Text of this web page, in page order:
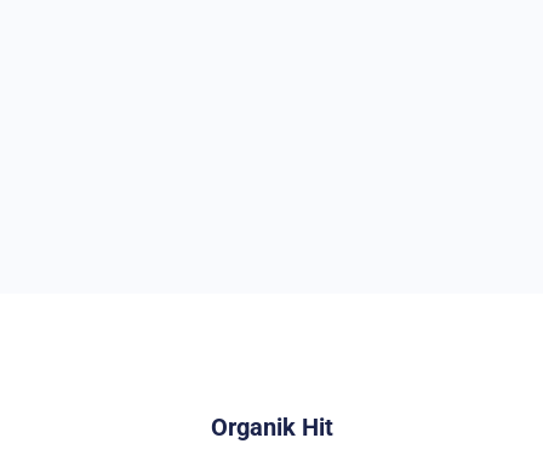
Organik Hit